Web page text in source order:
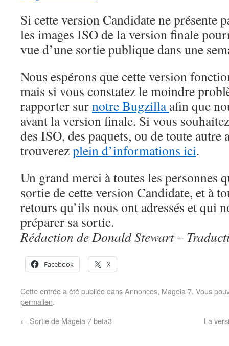
Si cette version Candidate ne présente
les images ISO de la version finale
vue d’une sortie publique dans une
Nous espérons que cette version
mais si vous constatez le moindre
rapporter surnotre Bugzillaafin que
avant la version finale. Si vous
des ISO, des paquets, ou de toute autre
trouverezplein d’informations ici.
Un grand merci à toutes les personnes
sortie de cette version Candidate, et à
retours qu’ils nous ont adressés et qui
préparer sa sortie.
Rédaction de Donald Stewart –
Facebook X
Cette entrée a été publiée dansAnnonces, Mageia 7. Vous
permalien.
← Sortie de Mageia 7 beta3 La